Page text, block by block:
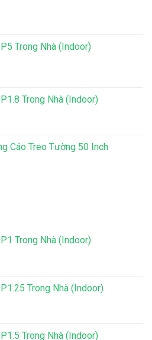
Trong Nhà (Indoor)
Trong Nhà (Indoor)
Cáo Treo Tường 50 Inch
Trong Nhà (Indoor)
Trong Nhà (Indoor)
Trong Nhà (Indoor)